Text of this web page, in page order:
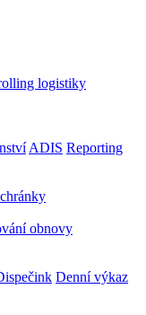
logistiky
ADIS Reporting
obnovy
Denní výkaz